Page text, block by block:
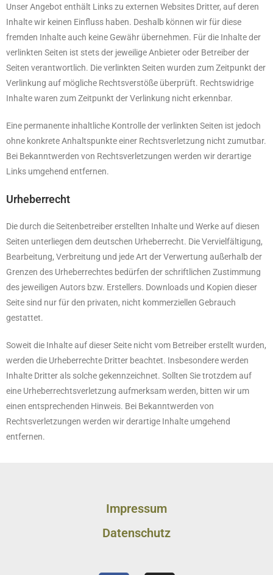
Unser Angebot enthält Links zu externen Websites Dritter, auf deren
Inhalte wir keinen Einfluss haben. Deshalb können wir für diese
fremden Inhalte auch keine Gewähr übernehmen. Für die Inhalte der
verlinkten Seiten ist stets der jeweilige Anbieter oder Betreiber der
Seiten verantwortlich. Die verlinkten Seiten wurden zum Zeitpunkt der
Verlinkung auf mögliche Rechtsverstöße überprüft. Rechtswidrige
Inhalte waren zum Zeitpunkt der Verlinkung nicht erkennbar.
Eine permanente inhaltliche Kontrolle der verlinkten Seiten ist jedoch
ohne konkrete Anhaltspunkte einer Rechtsverletzung nicht zumutbar.
Bei Bekanntwerden von Rechtsverletzungen werden wir derartige
Links umgehend entfernen.
Urheberrecht
Die durch die Seitenbetreiber erstellten Inhalte und Werke auf diesen
Seiten unterliegen dem deutschen Urheberrecht. Die Vervielfältigung,
Bearbeitung, Verbreitung und jede Art der Verwertung außerhalb der
Grenzen des Urheberrechtes bedürfen der schriftlichen Zustimmung
des jeweiligen Autors bzw. Erstellers. Downloads und Kopien dieser
Seite sind nur für den privaten, nicht kommerziellen Gebrauch
gestattet.
Soweit die Inhalte auf dieser Seite nicht vom Betreiber erstellt wurden,
werden die Urheberrechte Dritter beachtet. Insbesondere werden
Inhalte Dritter als solche gekennzeichnet. Sollten Sie trotzdem auf
eine Urheberrechtsverletzung aufmerksam werden, bitten wir um
einen entsprechenden Hinweis. Bei Bekanntwerden von
Rechtsverletzungen werden wir derartige Inhalte umgehend
entfernen.
Impressum
Datenschutz